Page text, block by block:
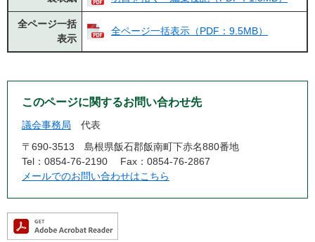
全ページ一括
表示
全ページ一括表示（PDF：9.5MB）
このページに関するお問い合わせ先
議会事務局
代表
〒690-3513
島根県飯石郡飯南町下赤名880番地
Tel：0854-76-2190
Fax：0854-76-2867
メールでのお問い合わせはこちら